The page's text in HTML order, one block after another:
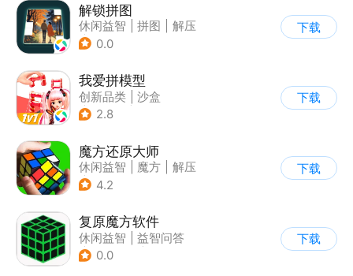
解锁拼图
休闲益智 拼图
解压
| 清新
0.0
下载
我爱拼模型
创新品类
沙盒
| 像素风
2.8
下载
魔方还原大师
休闲益智 魔方
解压
| 脑洞
4.2
下载
复原魔方软件
休闲益智
益智问答
| 学习教育
0.0
下载